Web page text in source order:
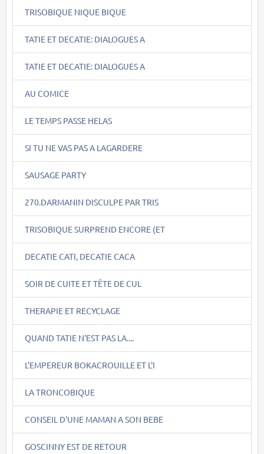
TRISOBIQUE NIQUE BIQUE
TATIE ET DECATIE: DIALOGUES A
TATIE ET DECATIE: DIALOGUES A
AU COMICE
LE TEMPS PASSE HELAS
SI TU NE VAS PAS A LAGARDERE
SAUSAGE PARTY
270.DARMANIN DISCULPE PAR TRIS
TRISOBIQUE SURPREND ENCORE (ET
DECATIE CATI, DECATIE CACA
SOIR DE CUITE ET TÊTE DE CUL
THERAPIE ET RECYCLAGE
QUAND TATIE N'EST PAS LA....
L'EMPEREUR BOKACROUILLE ET L'I
LA TRONCOBIQUE
CONSEIL D'UNE MAMAN A SON BEBE
GOSCINNY EST DE RETOUR